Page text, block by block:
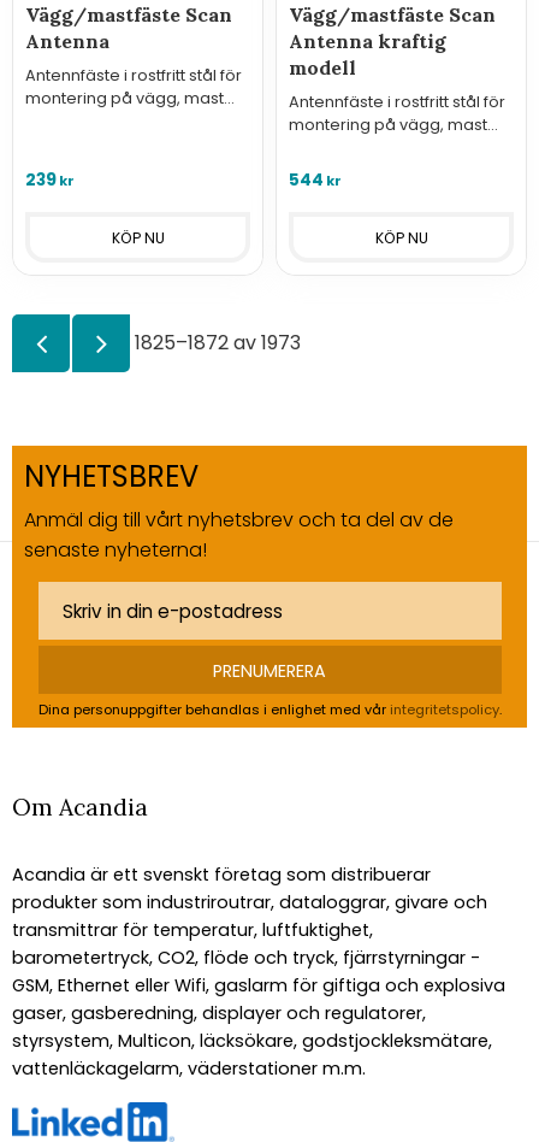
Vägg/mastfäste Scan
Antenna
Antennfäste i rostfritt stål för
montering på vägg, mast
239kr
Vägg/mastfäste Scan
Antenna kraftig
modell
Antennfäste i rostfritt stål för
montering på vägg, mast
544 kr
1825–1872av1973
NYHETSBREV
Anmäl dig till vårt nyhetsbrev och ta del av de
senaste nyheterna!
PRENUMERERA
Dina personuppgifter behandlas i enlighet med vår integritetspolicy.
Om Acandia
Acandia är ett svenskt företag som distribuerar
produkter som industriroutrar, dataloggrar, givare och
transmittrar för temperatur, luftfuktighet,
barometertryck, CO2, flöde och tryck, fjärrstyrningar -
GSM, Ethernet eller Wifi, gaslarm för giftiga och explosiva
gaser, gasberedning, displayer och regulatorer,
styrsystem, Multicon, läcksökare, godstjockleksmätare,
vattenläckagelarm, väderstationer m.m.